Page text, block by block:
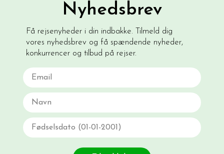
Nyhedsbrev
Få rejsenyheder i din indbakke. Tilmeld dig
vores nyhedsbrev og få spændende nyheder,
konkurrencer og tilbud på rejser.
Email
Navn
Fødselsdato